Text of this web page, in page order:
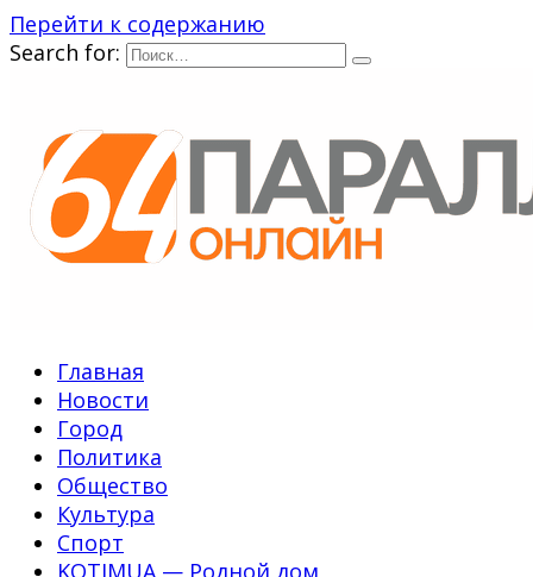
Перейти к содержанию
Search for:
Главная
Новости
Город
Политика
Общество
Культура
Спорт
KOTIMUA — Родной дом